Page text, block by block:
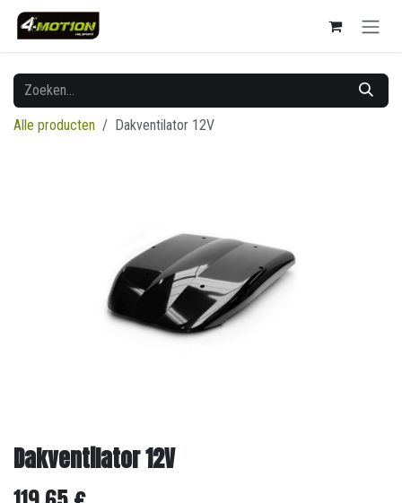
Overslaan naar inhoud
Alle producten Dakventilator 12V
Dakventilator 12V